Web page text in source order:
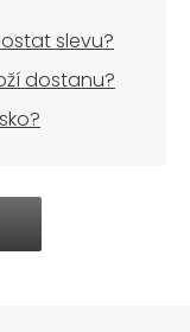
slevu?
dostanu?